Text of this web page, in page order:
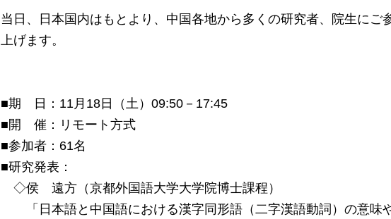
当日、日本国内はもとより、中国各地から多くの研究者、院生に
上げます。
■期 日：11月18日（土）09:50－17:45
■開 催：リモート方式
■参加者：61名
■研究発表：
◇侯 遠方（京都外国語大学大学院博士課程）
「日本語と中国語における漢字同形語（二字漢語動詞）の意味